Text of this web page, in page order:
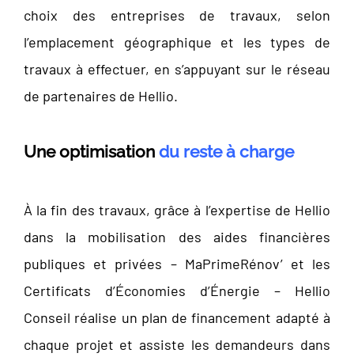
choix des entreprises de travaux, selon
l’emplacement géographique et les types de
travaux à effectuer, en s’appuyant sur le réseau
de partenaires de Hellio.
Une optimisation du reste à charge
À la fin des travaux, grâce à l’expertise de Hellio
dans la mobilisation des aides financières
publiques et privées – MaPrimeRénov’ et les
Certificats d’Économies d’Énergie – Hellio
Conseil réalise un plan de financement adapté à
chaque projet et assiste les demandeurs dans